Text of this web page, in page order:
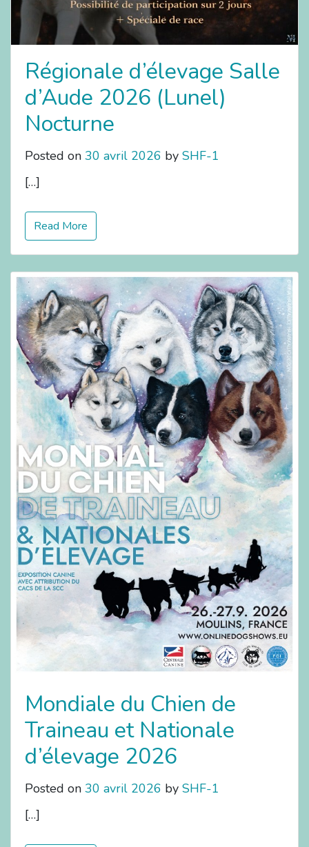
Régionale d’élevage Salle
d’Aude 2026 (Lunel)
Nocturne
Posted on 30 avril 2026 by SHF-1
[…]
Read More
Mondiale du Chien de
Traineau et Nationale
d’élevage 2026
Posted on 30 avril 2026 by SHF-1
[…]